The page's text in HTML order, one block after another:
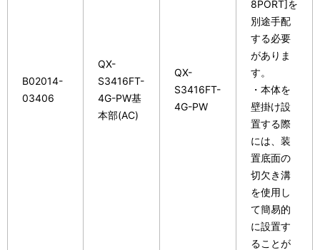
B02014-
03406
QX-
S3416FT-
4G-PW基
本部(AC)
QX-
S3416FT-
4G-PW
8PORT]を
別途手配
する必要
がありま
す。
・本体を
壁掛け設
置する際
には、装
置底面の
切欠き溝
を使用し
て簡易的
に設置す
ることが